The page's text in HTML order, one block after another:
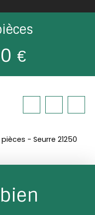
€
- Seurre 21250